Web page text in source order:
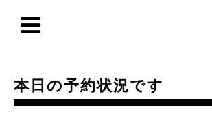
本日の予約状況です